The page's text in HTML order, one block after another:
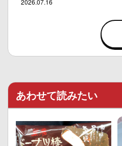
2026.07.16
あわせて読みたい